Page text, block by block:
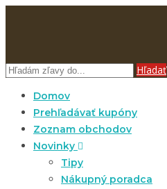
Hľadať
Domov
Prehľadávať kupóny
Zoznam obchodov
Novinky
Tipy
Nákupný poradca